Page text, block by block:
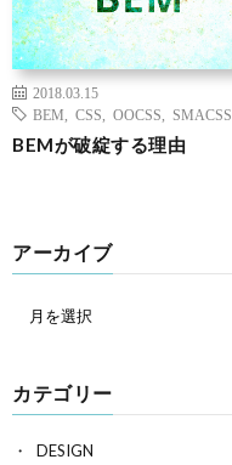
2018.03.15
BEM
CSS OOCSS SMACSS
BEMが破綻する理由
アーカイブ
カテゴリー
DESIGN